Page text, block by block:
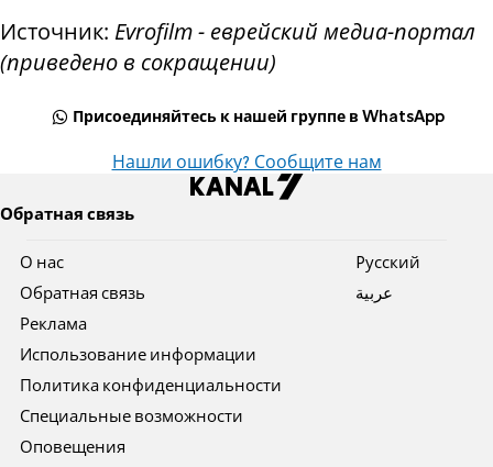
Источник: Evrofilm - еврейский медиа-портал
(приведено в сокращении)
Присоединяйтесь к нашей группе в WhatsApp
Нашли ошибку? Сообщите нам
Обратная связь
О нас
Обратная связь
Реклама
Использование информации
Политика конфиденциальности
Специальные возможности
Оповещения
Pусский
عربية